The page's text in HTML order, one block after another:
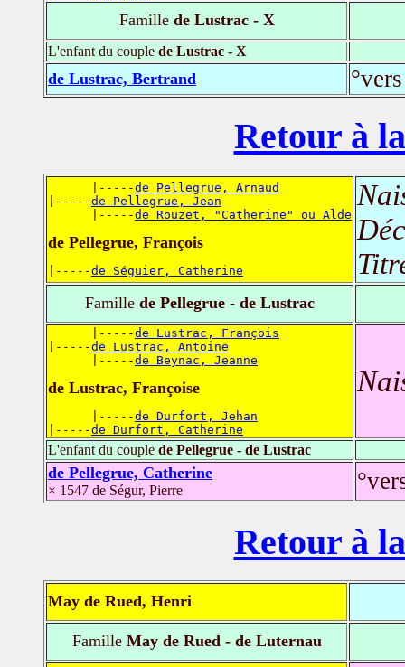
Famillede Lustrac - X
L'enfant du couple de Lustrac - X
de Lustrac, Bertrand
Retour à
      |-----
de Pellegrue, Arnaud
|-----de Pellegrue, Jean
      |-----
de Rouzet, "Catherine" ou Alde
de Pellegrue, François
|-----de Séguier, Catherine
Famille de Pellegrue - de Lustrac
      |-----
de Lustrac, François
|-----de Lustrac, Antoine
      |-----
de Beynac, Jeanne
de Lustrac, Françoise
      |-----
de Durfort, Jehan
|-----de Durfort, Catherine
L'enfant du couple de Pellegrue - de Lustrac
de Pellegrue, Catherine
× 1547 de Ségur, Pierre
Retour à
May de Rued, Henri
FamilleMay de Rued - de Luternau